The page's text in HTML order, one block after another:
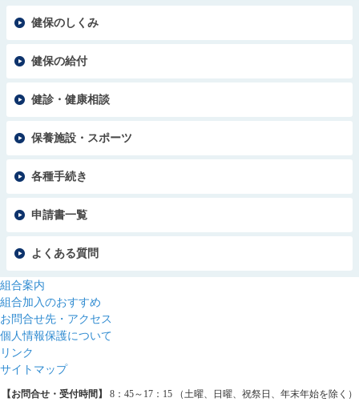
健保のしくみ
健保の給付
健診・健康相談
保養施設・スポーツ
各種手続き
申請書一覧
よくある質問
組合案内
組合加入のおすすめ
お問合せ先・アクセス
個人情報保護について
リンク
サイトマップ
【お問合せ・受付時間】 8：45～17：15 （土曜、日曜、祝祭日、年末年始を除く）